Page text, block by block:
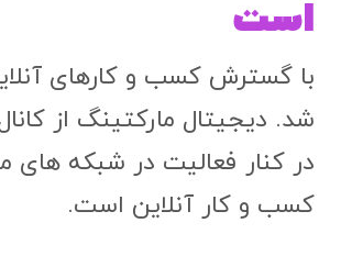
است
با گسترش کسب و کارهای
شد. دیجیتال مارکتینگ از
در کنار فعالیت در شبکه های
کسب و کار آنلاین است.